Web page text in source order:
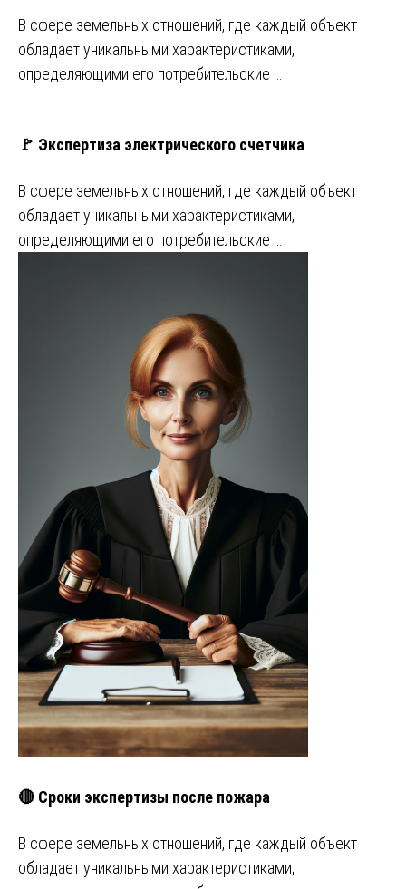
В сфере земельных отношений, где каждый объект
обладает уникальными характеристиками,
определяющими его потребительские …
🚩 Экспертиза электрического счетчика
В сфере земельных отношений, где каждый объект
обладает уникальными характеристиками,
определяющими его потребительские …
🔴 Сроки экспертизы после пожара
В сфере земельных отношений, где каждый объект
обладает уникальными характеристиками,